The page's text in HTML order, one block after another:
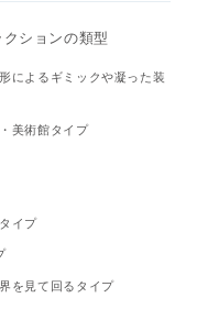
ションの類型
によるギミックや凝った装
美術館タイプ
イプ
を見て回るタイプ